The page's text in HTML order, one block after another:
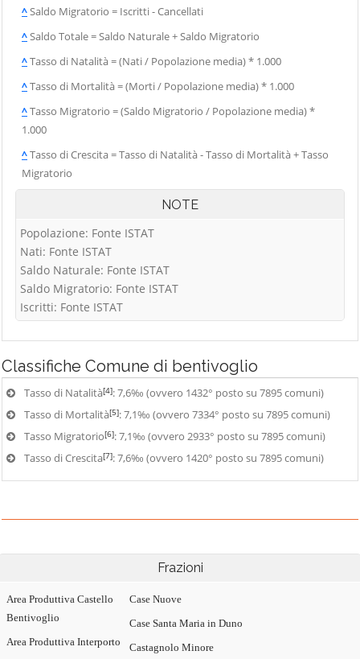
^Saldo Migratorio = Iscritti - Cancellati
^Saldo Totale = Saldo Naturale + Saldo Migratorio
^Tasso di Natalità = (Nati / Popolazione media) * 1.000
^Tasso di Mortalità = (Morti / Popolazione media) * 1.000
^Tasso Migratorio = (Saldo Migratorio / Popolazione media) *
1.000
^Tasso di Crescita = Tasso di Natalità - Tasso di Mortalità + Tasso
Migratorio
NOTE
Popolazione: Fonte ISTAT
Nati: Fonte ISTAT
Saldo Naturale: Fonte ISTAT
Saldo Migratorio: Fonte ISTAT
Iscritti: Fonte ISTAT
Classifiche Comune di bentivoglio
Tasso di Natalità[4]: 7,6‰ (ovvero 1432° posto su 7895 comuni)
Tasso di Mortalità[5]: 7,1‰ (ovvero 7334° posto su 7895 comuni)
Tasso Migratorio[6]: 7,1‰ (ovvero 2933° posto su 7895 comuni)
Tasso di Crescita[7]: 7,6‰ (ovvero 1420° posto su 7895 comuni)
Frazioni
Area Produttiva Castello
Bentivoglio
Area Produttiva Interporto
Case Nuove
Case Santa Maria in Duno
Castagnolo Minore